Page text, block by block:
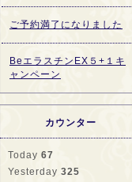
ご予約満了になりました
BeエラスチンEX５+１キ
ャンペーン
カウンター
Today 67
Yesterday 325